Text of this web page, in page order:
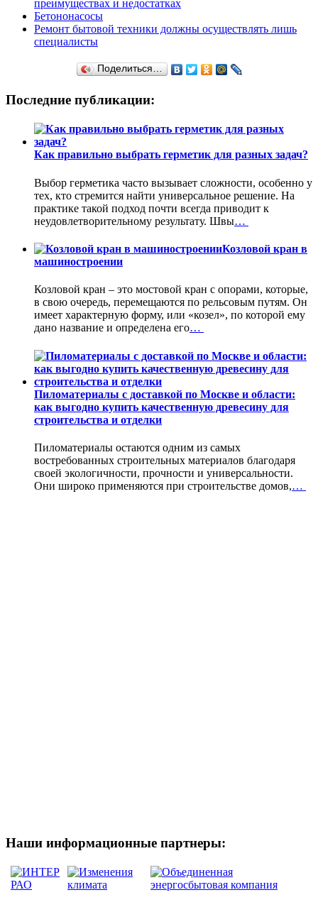
преимуществах и недостатках
Бетононасосы
Ремонт бытовой техники должны осуществлять лишь
специалисты
Поделиться…
Последние публикации:
Как правильно выбрать герметик для разных задач?
Выбор герметика часто вызывает сложности, особенно у
тех, кто стремится найти универсальное решение. На
практике такой подход почти всегда приводит к
неудовлетворительному результату. Швы…
Козловой кран в
машиностроении
Козловой кран – это мостовой кран с опорами, которые,
в свою очередь, перемещаются по рельсовым путям. Он
имеет характерную форму, или «козел», по которой ему
дано название и определена его…
Пиломатериалы с доставкой по Москве и области:
как выгодно купить качественную древесину для
строительства и отделки
Пиломатериалы остаются одним из самых
востребованных строительных материалов благодаря
своей экологичности, прочности и универсальности.
Они широко применяются при строительстве домов,…
Наши информационные партнеры: